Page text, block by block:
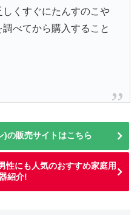
くすぐにたんすのこや
べてから購入すること
)の販売サイトはこちら
性にも人気のおすすめ家庭用
紹介!